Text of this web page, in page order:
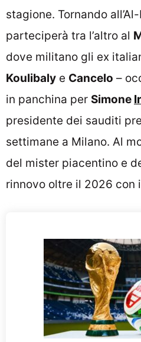
stagione. Tornando
parteciperà tra l’altro al
dove militano gli ex
Koulibaly e Cancelo –
in panchina per Simone
presidente dei sauditi
settimane a Milano. Al
del mister piacentino e
rinnovo oltre il 2026 con